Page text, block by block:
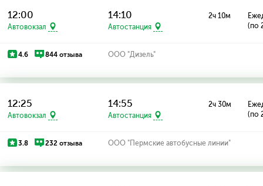
12:00
Автовокзал
14:10
Автостанция
2ч 10м
(по
4.6 844 отзыва ООО "Дизель"
12:25
Автовокзал
14:55
Автостанция
2ч 30м
(по
3.8 232 отзыва ООО "Пермские автобусные линии"